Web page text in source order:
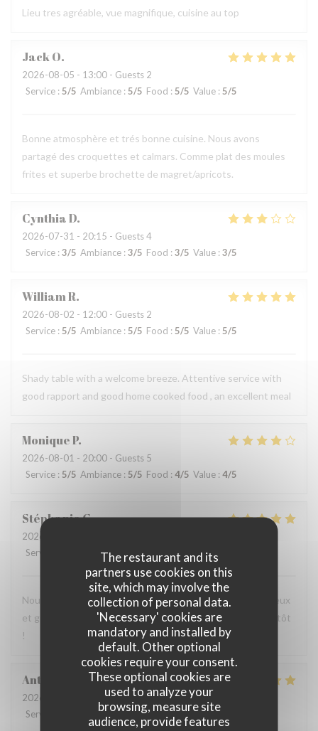
The restaurant and its
partners use cookies on this
site, which may involve the
collection of personal data.
'Necessary' cookies are
mandatory and installed by
default. Other optional
cookies require your consent.
These optional cookies are
used to analyze your
browsing, measure site
audience, provide features
Lieu tres agréable, vue magnifique, cuisine au top
JackO
2026-08-05 - 13:00 - Guests 2
Service : 5/5 Ambiance : 5/5 Food : 5/5 Value : 5/5
Bonne atmosphère et trés bonne cuisine. Nous avons
partagé des croquettes et calmars. Comme plat des moules
frites et superbe brochette de magret/apricots.
CynthiaD
2026-07-31 - 20:15 - Guests 4
Service : 3/5 Ambiance : 3/5 Food : 3/5 Value : 3/5
WilliamR
2026-08-02 - 12:00 - Guests 2
Service : 5/5 Ambiance : 5/5 Food : 5/5 Value : 5/5
Shady table with a welcome breeze. Attentive service with
good rapport and good home cooked food , an excellent meal
MoniqueP
2026-08-01 - 20:00 - Guests 5
Service : 5/5 Ambiance : 5/5 Food : 4/5 Value : 4/5
StéphanieG
2026-08-01
Service
Ambiance /5 5 Value
Nous apprécions votre établissement pour vos plats copieux
et gourmands, la vue de la terrasse et vos sourires. A bientôt
!
Antoni
2026-07-23
- 13:00 - Guests 2
Service
Ambiance: 5/5 Food: 5/5 Value: